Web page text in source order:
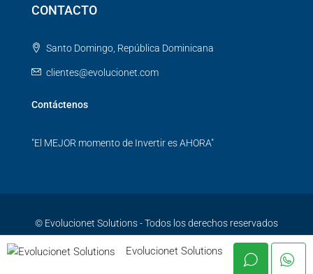
CONTACTO
Santo Domingo, República Dominicana
clientes@evolucionet.com
Contáctenos
"El MEJOR momento de Invertir es AHORA"
© Evolucionet Solutions - Todos los derechos reservados
Evolucionet Solutions